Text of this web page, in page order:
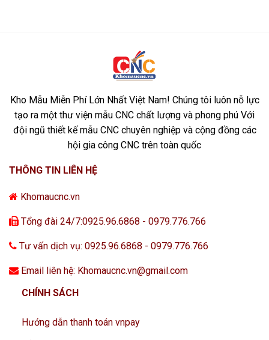
Kho Mẫu Miễn Phí Lớn Nhất Việt Nam! Chúng tôi luôn nỗ lực
tạo ra một thư viện mẫu CNC chất lượng và phong phú Với
đội ngũ thiết kế mẫu CNC chuyên nghiệp và cộng đồng các
hội gia công CNC trên toàn quốc
THÔNG TIN LIÊN HỆ
Khomaucnc.vn
Tổng đài 24/7:0925.96.6868 - 0979.776.766
Tư vấn dịch vụ: 0925.96.6868 - 0979.776.766
Email liên hệ: Khomaucnc.vn@gmail.com
CHÍNH SÁCH
Hướng dẫn thanh toán vnpay